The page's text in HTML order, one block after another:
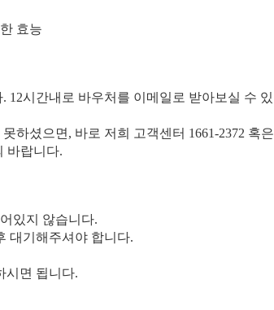
효능
12시간내로 바우처를 이메일로 받아보실 수 있
하셨으면, 바로 저희 고객센터 1661-2372 혹은
바랍니다.
있지 않습니다.
대기해주셔야 합니다.
시면 됩니다.